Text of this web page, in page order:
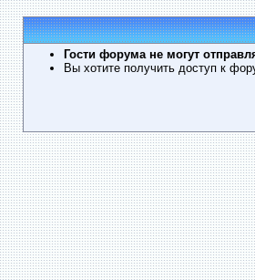
Гости форума не могут
Вы хотите получить доступ к